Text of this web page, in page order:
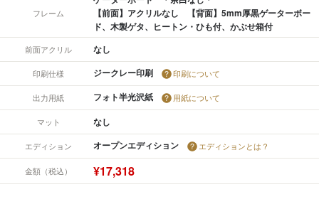
フレーム
【前面】アクリルなし 【背面】5mm厚黒ゲーターボー
ド、木製ゲタ、ヒートン・ひも付、かぶせ箱付
前面アクリル なし
印刷仕様 ジークレー印刷 印刷について
出力用紙 フォト半光沢紙 用紙について
マット なし
エディション オープンエディション エディションとは？
金額（税込） ¥17,318